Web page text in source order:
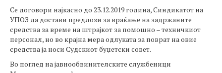
Се договори најкасно до 23.12.2019 година, Синдикатот на
УПОЗ да достави предлози за враќање на задржаните
средства за време на штрајкот за помошно – техничкиот
персонал, но во крајна мера одлуката за поврат на овие
средства ја носи Судскиот буџетски совет.
Во поглед на јавнообвинителските службеници